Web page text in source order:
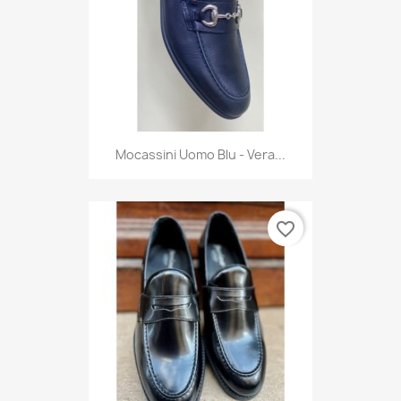
Mocassini Uomo Blu - Vera...
favorite_border